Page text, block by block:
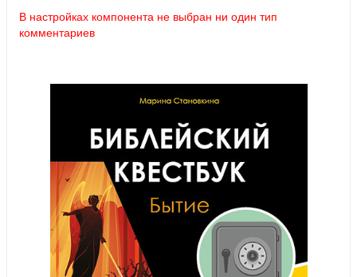
В настройках компонента не выбран ни один тип
комментариев